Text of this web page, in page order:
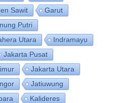
Sawit
Garut
Putri
Utara
Indramayu
Jakarta Pusat
Jakarta Utara
Jatiuwung
Kalideres